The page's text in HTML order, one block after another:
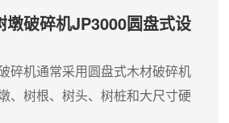
。圆锅树根破碎机这一名称通常
其核心部件为旋转圆盘和刀具，
该型号配置185～250kW动力，**
墩破碎机JP3000圆盘式设
碎机通常采用圆盘式木材破碎机
、树根、树头、树桩和大尺寸硬